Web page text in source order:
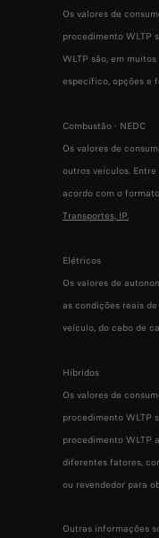
Os valores de
procedimento WLTP
WLTP são, em
específico, opções e
Combustão - NEDC
Os valores de
outros veículos.
acordo com o
Transportes, IP.
Elétricos
Os valores de
as condições reais
veículo, do cabo de
Híbridos
Os valores de
procedimento WLTP
procedimento WLTP
diferentes fatores,
ou revendedor para
Outras informações